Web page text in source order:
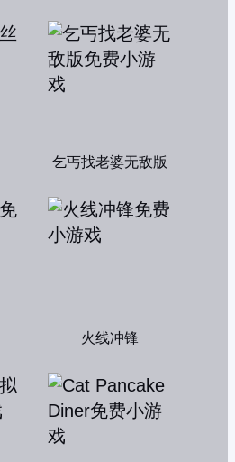
乞丐找老婆无敌版
火线冲锋